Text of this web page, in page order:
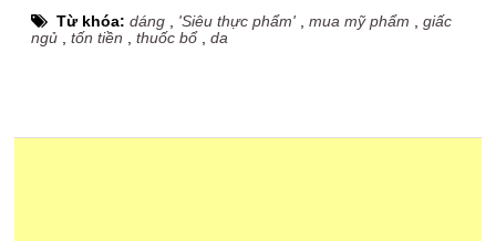
Từ khóa:dáng 'Siêu thực phẩm' ,mua mỹ phẩm ,giấc
ngủ ,tốn tiền ,thuốc bổ,da